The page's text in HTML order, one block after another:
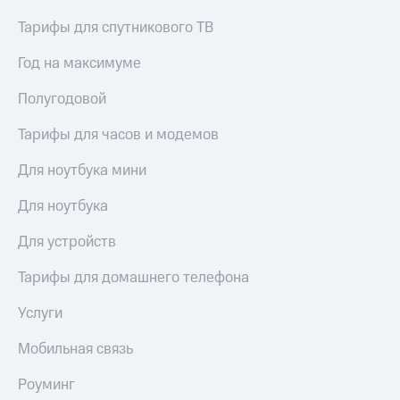
Тарифы для спутникового ТВ
Год на максимуме
Полугодовой
Тарифы для часов и модемов
Для ноутбука мини
Для ноутбука
Для устройств
Тарифы для домашнего телефона
Услуги
Мобильная связь
Роуминг